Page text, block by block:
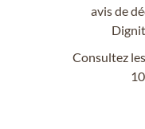
avis de
Consultez